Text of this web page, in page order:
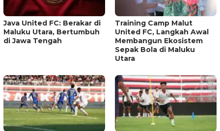
Java United FC: Berakar di
Maluku Utara, Bertumbuh
di Jawa Tengah
Training Camp Malut
United FC, Langkah Awal
Membangun Ekosistem
Sepak Bola di Maluku
Utara